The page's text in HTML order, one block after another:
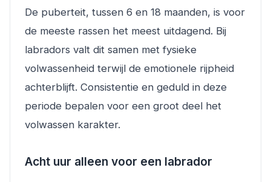
De puberteit, tussen 6 en 18 maanden, is voor
de meeste rassen het meest uitdagend. Bij
labradors valt dit samen met fysieke
volwassenheid terwijl de emotionele rijpheid
achterblijft. Consistentie en geduld in deze
periode bepalen voor een groot deel het
volwassen karakter.
Acht uur alleen voor een labrador